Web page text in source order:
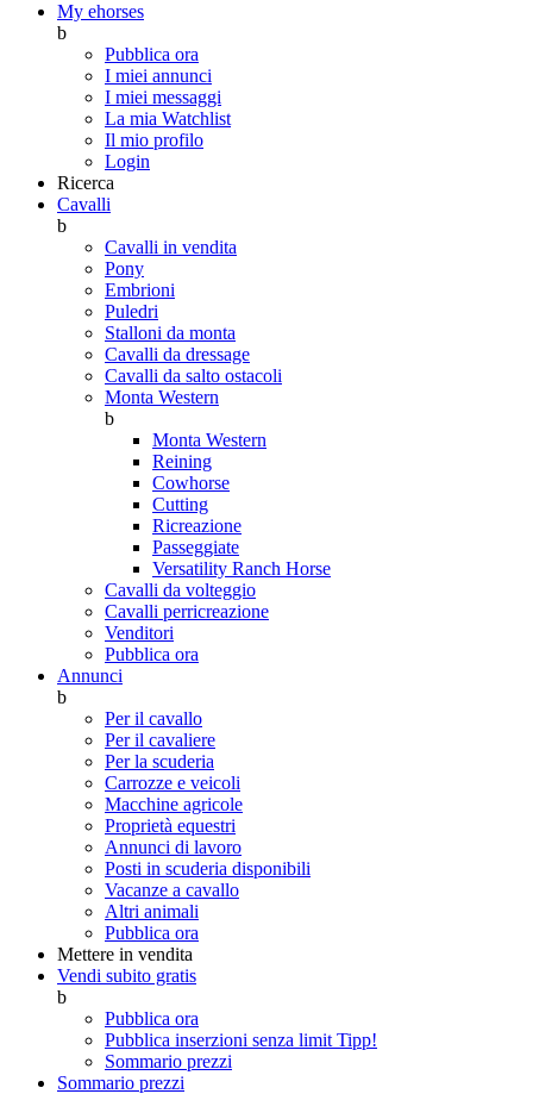
My ehorses
b
Pubblica ora
I miei annunci
I miei messaggi
La mia Watchlist
Il mio profilo
Login
Ricerca
Cavalli
b
Cavalli in vendita
Pony
Embrioni
Puledri
Stalloni da monta
Cavalli da dressage
Cavalli da salto ostacoli
Monta Western
b
Monta Western
Reining
Cowhorse
Cutting
Ricreazione
Passeggiate
Versatility Ranch Horse
Cavalli da volteggio
Cavalli perricreazione
Venditori
Pubblica ora
Annunci
b
Per il cavallo
Per il cavaliere
Per la scuderia
Carrozze e veicoli
Macchine agricole
Proprietà equestri
Annunci di lavoro
Posti in scuderia disponibili
Vacanze a cavallo
Altri animali
Pubblica ora
Mettere in vendita
Vendi subito gratis
b
Pubblica ora
Pubblica inserzioni senza limit Tipp!
Sommario prezzi
Sommario prezzi